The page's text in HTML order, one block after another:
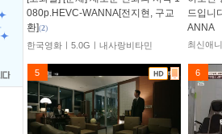
080p.HEVC-WANNA[전지현, 구교
환](2)
한국영화ㅣ5.0Gㅣ내사랑비타민
드입니
ANNA
최신애
5 6